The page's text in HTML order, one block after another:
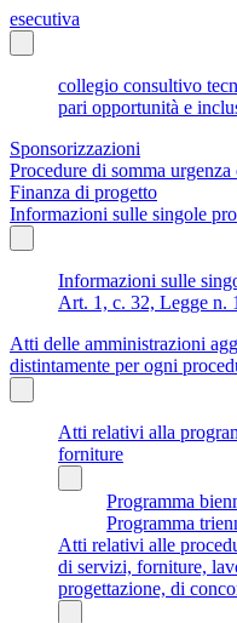
esecutiva
collegio consultivo
pari opportunità e
Sponsorizzazioni
Procedure di somma
Finanza di progetto
Informazioni sulle singole
Informazioni sulle
Art. 1, c. 32, Legge n.
Atti delle amministrazioni
distintamente per ogni
Atti relativi alla
forniture
Programma
Programma
Atti relativi alle
di servizi, forniture,
progettazione, di